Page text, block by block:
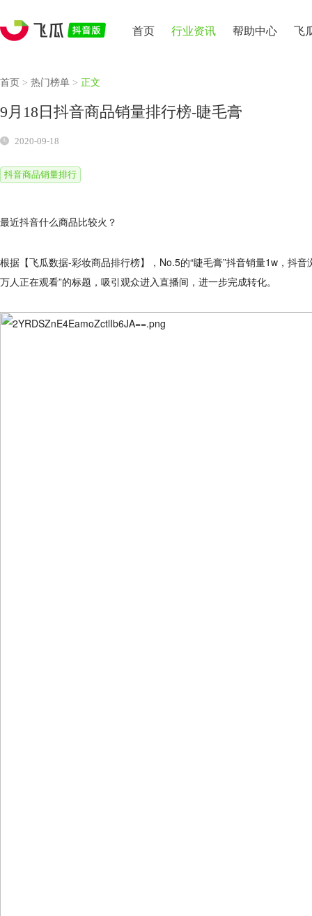
首页 行业资讯 帮助中心 飞
首页 > 热门榜单 > 正文
9月18日抖音商品销量排行榜-睫毛膏
2020-09-18
抖音商品销量排行
最近抖音什么商品比较火？
根据【飞瓜数据-彩妆商品排行榜】，No.5的“睫毛膏”抖音销量1w，抖
万人正在观看”的标题，吸引观众进入直播间，进一步完成转化。